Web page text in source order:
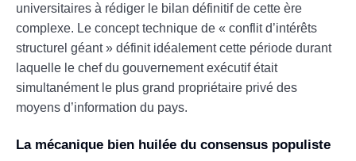
universitaires à rédiger le bilan définitif de cette ère
complexe. Le concept technique de « conflit d’intérêts
structurel géant » définit idéalement cette période durant
laquelle le chef du gouvernement exécutif était
simultanément le plus grand propriétaire privé des
moyens d’information du pays.
La mécanique bien huilée du consensus populiste